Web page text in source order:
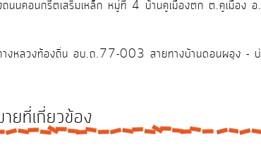
ถนนคอนกรีตเสริมเหล็ก หมู่ที่ 4 บ้านคูเมืองตก ต.คูเมือง
ทางหลวงท้องถิ่น อบ.ถ.77-003 สายทางบ้านดอนผอุง -
ยที่เกี่ยวข้อง